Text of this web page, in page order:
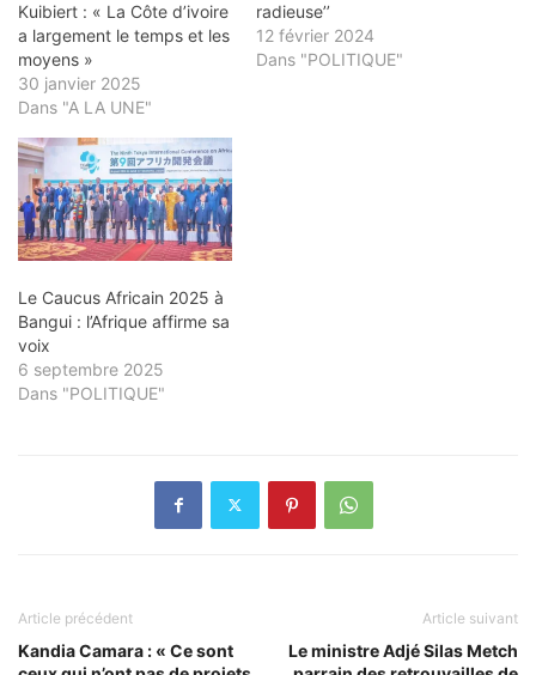
Kuibiert : « La Côte d’ivoire
a largement le temps et les
moyens »
30 janvier 2025
Dans "A LA UNE"
radieuse’’
12 février 2024
Dans "POLITIQUE"
Le Caucus Africain 2025 à
Bangui : l’Afrique affirme sa
voix
6 septembre 2025
Dans "POLITIQUE"
Article précédent
Kandia Camara : « Ce sont
Article suivant
Le ministre Adjé Silas Metch